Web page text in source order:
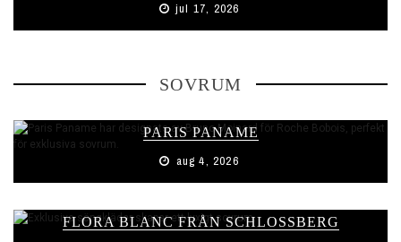
jul 17, 2026
SOVRUM
PARIS PANAME
aug 4, 2026
FLORA BLANC FRÅN SCHLOSSBERG